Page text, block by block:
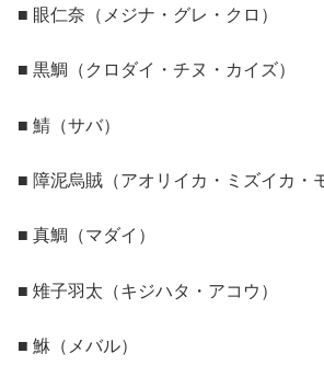
■ 眼仁奈（メジナ・グレ・クロ）
■ 黒鯛（クロダイ・チヌ・カイズ）
■ 鯖（サバ）
■ 障泥烏賊（アオリイカ・ミズイカ・
■ 真鯛（マダイ）
■ 雉子羽太（キジハタ・アコウ）
■ 鮴（メバル）